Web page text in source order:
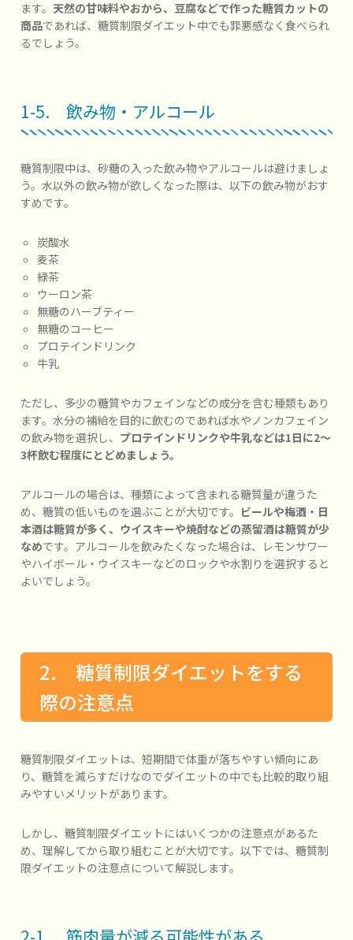
ます。天然の甘味料やおから、豆腐などで作った糖質カットの
商品であれば、糖質制限ダイエット中でも罪悪感なく食べられ
るでしょう。
1-5. 飲み物・アルコール
糖質制限中は、砂糖の入った飲み物やアルコールは避けましょ
う。水以外の飲み物が欲しくなった際は、以下の飲み物がおす
すめです。
炭酸水
麦茶
緑茶
ウーロン茶
無糖のハーブティー
無糖のコーヒー
プロテインドリンク
牛乳
ただし、多少の糖質やカフェインなどの成分を含む種類もあり
ます。水分の補給を目的に飲むのであれば水やノンカフェイン
の飲み物を選択し、 プロテインドリンクや牛乳などは1日に2～
3杯飲む程度にとどめましょう。
アルコールの場合は、種類によって含まれる糖質量が違うた
め、糖質の低いものを選ぶことが大切です。 ビールや梅酒・日
本酒は糖質が多く、ウイスキーや焼酎などの蒸留酒は糖質が少
なめです。アルコールを飲みたくなった場合は、レモンサワー
やハイボール・ウイスキーなどのロックや水割りを選択すると
よいでしょう。
2. 糖質制限ダイエットをする
際の注意点
糖質制限ダイエットは、短期間で体重が落ちやすい傾向にあ
り、糖質を減らすだけなのでダイエットの中でも比較的取り組
みやすいメリットがあります。
しかし、糖質制限ダイエットにはいくつかの注意点があるた
め、理解してから取り組むことが大切です。以下では、糖質制
限ダイエットの注意点について解説します。